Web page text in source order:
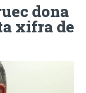
dona
xifra de